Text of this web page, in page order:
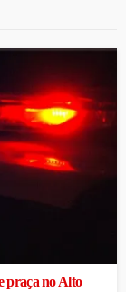
praça no Alto